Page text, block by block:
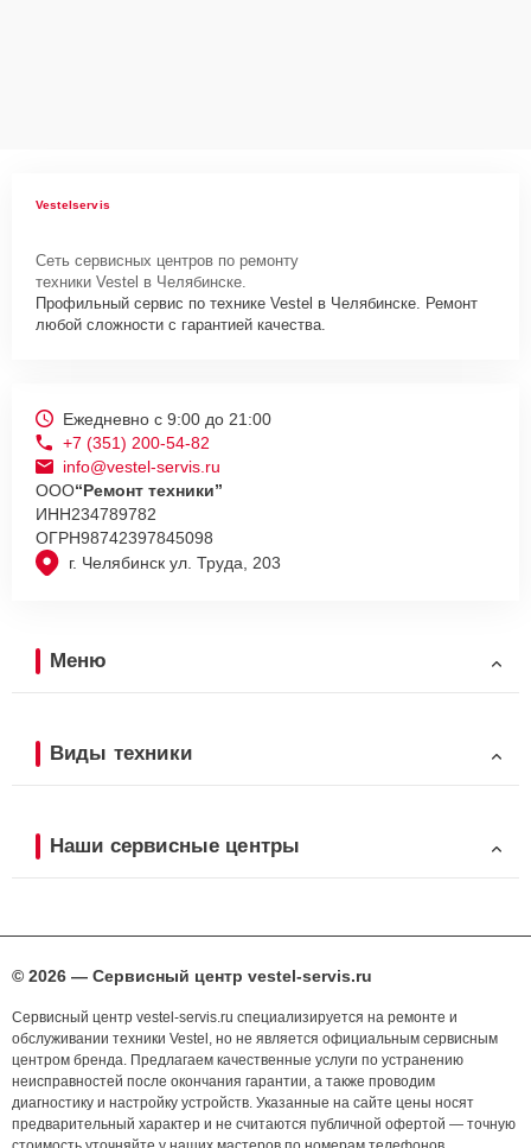
Vestelservis
Сеть сервисных центров по ремонту
техники Vestel в Челябинске.
Профильный сервис по технике Vestel в Челябинске. Ремонт
любой сложности с гарантией качества.
г. Челябинск ул. Труда, 203
Ежедневно с 9:00 до 21:00
+7 (351) 200-54-82
info@vestel-servis.ru
ООО“Ремонт техники”
ИНН234789782
ОГРН98742397845098
Меню
Виды техники
Наши сервисные центры
© 2026 — Сервисный центр vestel-servis.ru
Сервисный центр vestel-servis.ru специализируется на ремонте и
обслуживании техники Vestel, но не является официальным сервисным
центром бренда. Предлагаем качественные услуги по устранению
неисправностей после окончания гарантии, а также проводим
диагностику и настройку устройств. Указанные на сайте цены носят
предварительный характер и не считаются публичной офертой — точную